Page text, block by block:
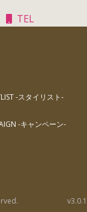
TEL
-スタイリスト-
-キャンペーン-
v3.0.1